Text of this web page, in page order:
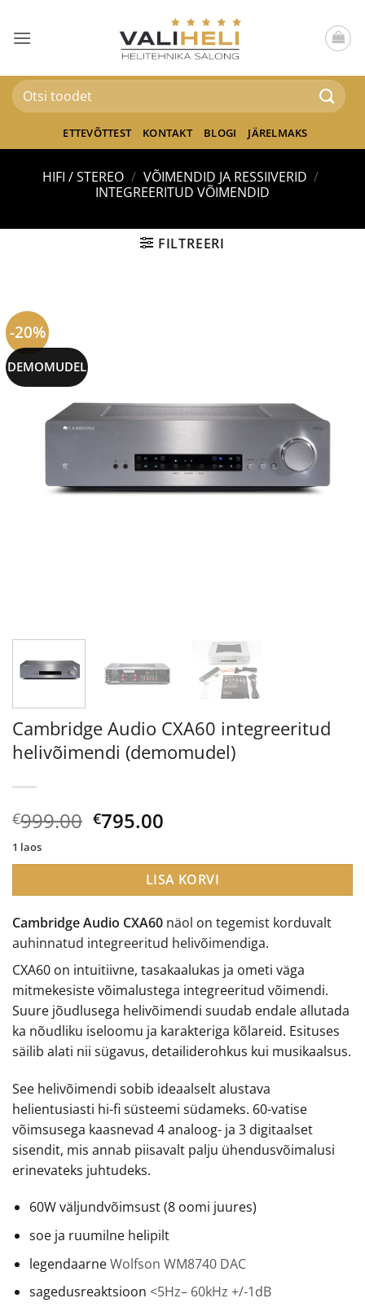
content
Otsi:
ETTEVÕTTEST KONTAKT BLOGI JÄRELMAKS
HIFI / STEREO / VÕIMENDID JA RESSIIVERID /
INTEGREERITUD VÕIMENDID
FILTREERI
-20%
DEMOMUDEL
Cambridge Audio CXA60 integreeritud
helivõimendi (demomudel)
€999.00 Algne
oli:
€999.00.
€795.00
is:
€795.00.
Cambridge Audio CXA60 näol on tegemist korduvalt
auhinnatud integreeritud helivõimendiga.
CXA60 on intuitiivne, tasakaalukas ja ometi väga
mitmekesiste võimalustega integreeritud võimendi.
Suure jõudlusega helivõimendi suudab endale allutada
ka nõudliku iseloomu ja karakteriga kõlareid. Esituses
säilib alati nii sügavus, detailiderohkus kui musikaalsus.
See helivõimendi sobib ideaalselt alustava
helientusiasti hi-fi süsteemi südameks. 60-vatise
võimsusega kaasnevad 4 analoog- ja 3 digitaalset
sisendit, mis annab piisavalt palju ühendusvõimalusi
erinevateks juhtudeks.
60W väljundvõimsust (8 oomi juures)
soe ja ruumilne helipilt
legendaarneWolfson WM8740 DAC
sagedusreaktsioon <5Hz– 60kHz +/-1dB
1 laos
LISA KORVI